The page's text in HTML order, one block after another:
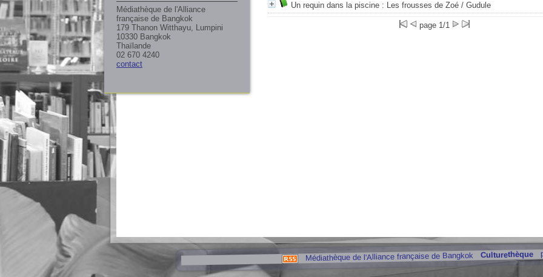
Un requin dans la piscine : Les frousses de Zoé / Gudule
page 1/1
Médiathèque de l'Alliance française de Bangkok Culturethèque
Médiathèque de l'Alliance
française de Bangkok
179 Thanon Witthayu, Lumpini
10330 Bangkok
Thaïlande
02 670 4240
contact